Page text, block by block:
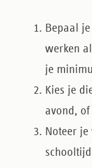
Bepaal
werken
je
Kies je
avond,
Noteer